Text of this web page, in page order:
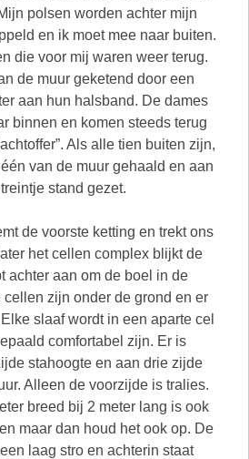
polsen worden achter mijn
en ik moet mee naar buiten.
die voor mij waren weer terug.
de muur geketend door een
aan hun halsband. De dames
binnen en komen steeds terug
Als alle tien buiten zijn,
van de muur gehaald en aan
stand gezet.
de voorste ketting en trekt ons
het cellen complex blijkt de
achter aan om de boel in de
zijn onder de grond en er
slaaf wordt in een aparte cel
comfortabel zijn. Er is
stahoogte en aan drie zijde
Alleen de voorzijde is tralies.
breed bij 2 meter lang is ook
maar dan houd het ook op. De
laag stro en achterin staat